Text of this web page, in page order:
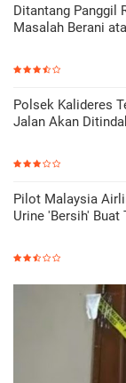
Ditantang Panggil
Masalah Berani
Polsek Kalideres
Jalan Akan
Pilot Malaysia
Urine 'Bersih' Buat